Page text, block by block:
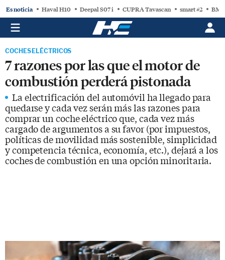
Es noticia Haval H10 Deepal S07 i CUPRA Tavascan smart #2
COCHES ELÉCTRICOS
7 razones por las que el motor de
combustión perderá pistonada
La electrificación del automóvil ha llegado para
quedarse y cada vez serán más las razones para
comprar un coche eléctrico que, cada vez más
cargado de argumentos a su favor (por impuestos,
políticas de movilidad más sostenible, simplicidad
y competencia técnica, economía, etc.), dejará a los
coches de combustión en una opción minoritaria.